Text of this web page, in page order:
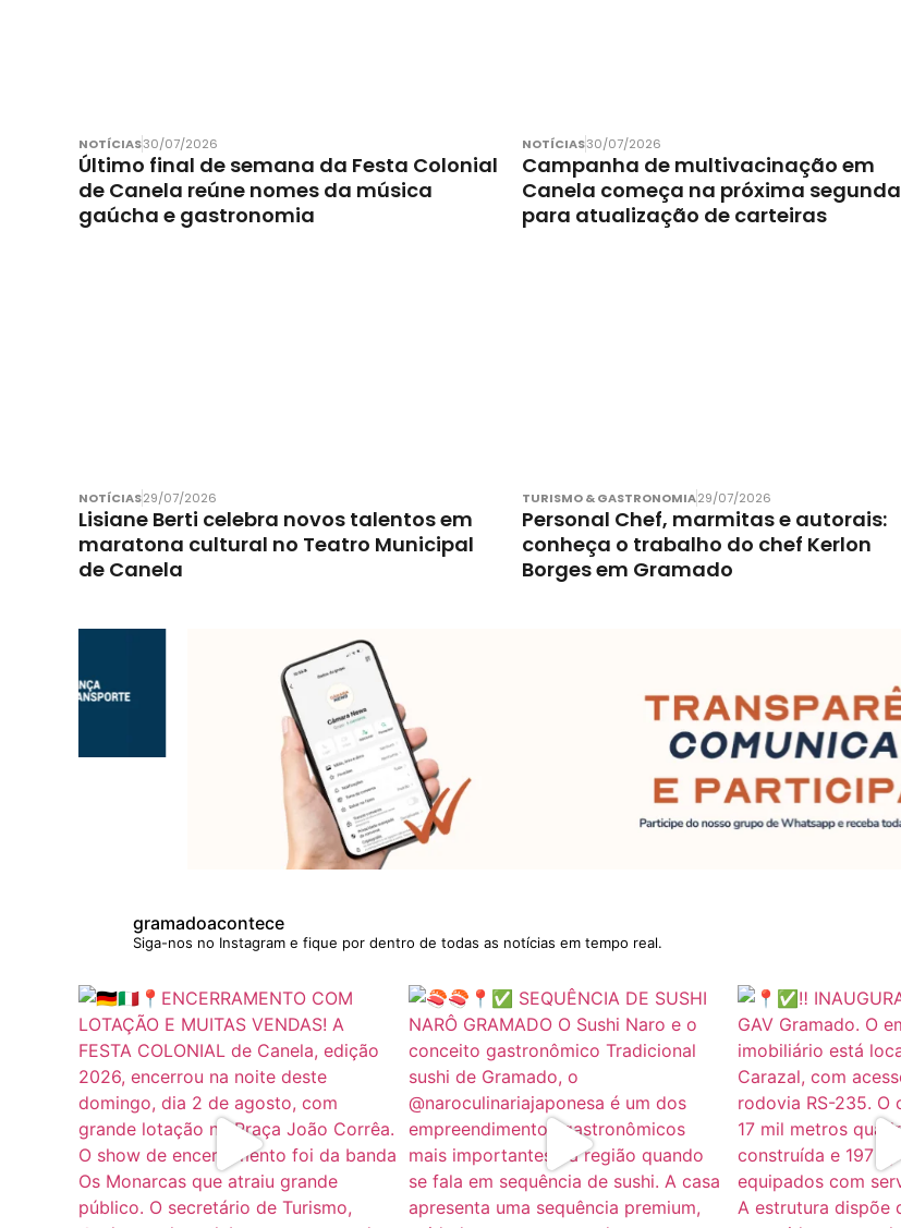
NOTÍCIAS30/07/2026
Último final de semana da Festa Colonial
de Canela reúne nomes da música
gaúcha e gastronomia
NOTÍCIAS30/07/2026
Campanha de multivacinação em
Canela começa na próxima segunda
para atualização de carteiras
NOTÍCIAS29/07/2026
Lisiane Berti celebra novos talentos em
maratona cultural no Teatro Municipal
de Canela
TURISMO & GASTRONOMIA29/07/2026
Personal Chef, marmitas e autorais:
conheça o trabalho do chef Kerlon
Borges em Gramado
gramadoacontece
Siga-nos no Instagram e fique por dentro de todas as notícias em tempo real.